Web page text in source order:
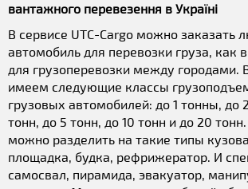
вантажного перевезення в Україні
В сервисе UTC-Cargo можно заказать
автомобиль для перевозки груза, как
для грузоперевозки между городами.
имеем следующие классы
грузовых автомобилей: до 1 тонны, до
тонн, до 5 тонн, до 10 тонн и до 20
можно разделить на такие типы
площадка, будка, рефрижератор. И
самосвал, пирамида, эвакуатор,